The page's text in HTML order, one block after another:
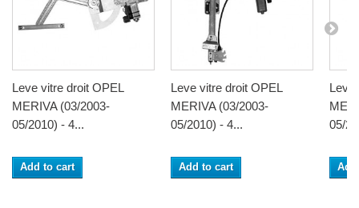
Leve vitre droit OPEL
MERIVA (03/2003-
05/2010) - 4...
Add to cart
Leve vitre droit OPEL
MERIVA (03/2003-
05/2010) - 4...
Add to cart
Leve
05/